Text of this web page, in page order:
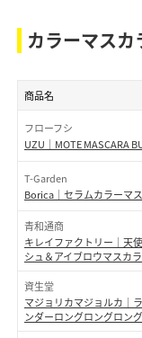
カラーマス
商品名
フローフシ
UZU｜MOTE MASCARA
T-Garden
Borica｜セラムカラーマ
青和通商
キレイファクトリー｜天
シュ＆アイブロウマスカラ
資生堂
マジョリカマジョルカ｜
ンダーロングロングロン